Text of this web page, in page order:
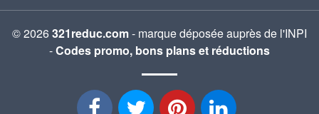
© 2026321reduc.com- marque déposée auprès de l'INPI
-Codes promo, bons plans et réductions